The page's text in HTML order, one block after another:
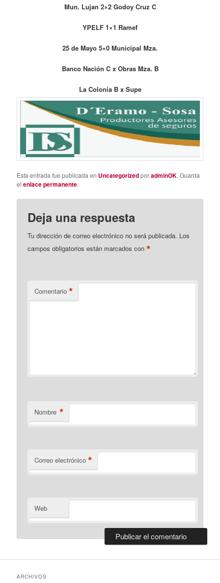
Mun. Lujan 2×2 Godoy Cruz C
YPELF 1×1 Ramef
25 de Mayo 5×0 Municipal Mza.
Banco Nación C x Obras Mza. B
La Colonia B x Supe
Esta entrada fue publicada en UncategorizedporadminOK. Guarda
elenlace permanente.
Deja una respuesta
Tu dirección de correo electrónico no será publicada. Los
campos obligatorios están marcados con*
Comentario *
Nombre *
Correo electrónico *
Web
ARCHIVOS